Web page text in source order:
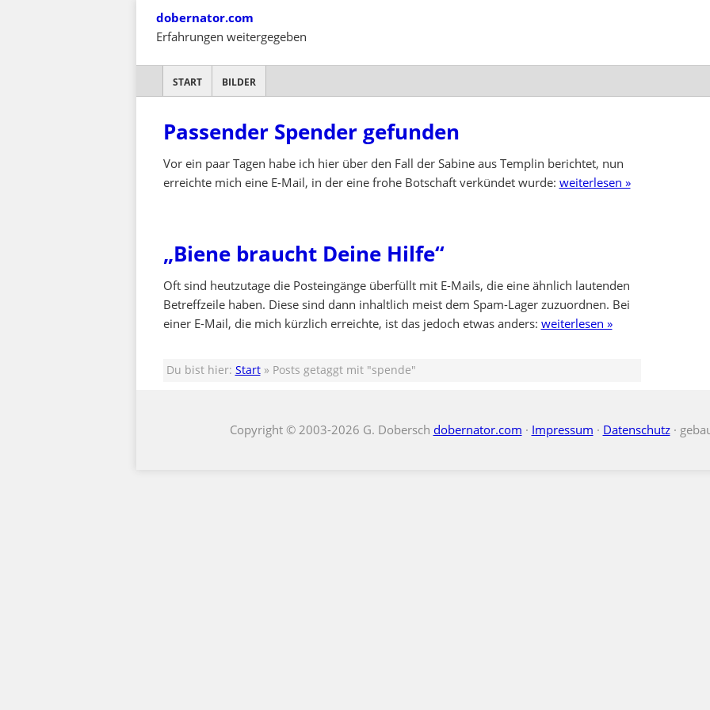
dobernator.com
Erfahrungen weitergegeben
SKIP TO CONTENT
START BILDER
Passender Spender gefunden
Vor ein paar Tagen habe ich hier über den Fall der Sabine aus Templin berichtet, nun
erreichte mich eine E-Mail, in der eine frohe Botschaft verkündet wurde: weiterlesen »
„Biene braucht Deine Hilfe“
Oft sind heutzutage die Posteingänge überfüllt mit E-Mails, die eine ähnlich lautenden
Betreffzeile haben. Diese sind dann inhaltlich meist dem Spam-Lager zuzuordnen. Bei
einer E-Mail, die mich kürzlich erreichte, ist das jedoch etwas anders: weiterlesen »
Du bist hier: Start» Posts getaggt mit "spende"
Copyright © 2003-2026 G. Dobersch dobernator.com · Impressum · Datenschutz·